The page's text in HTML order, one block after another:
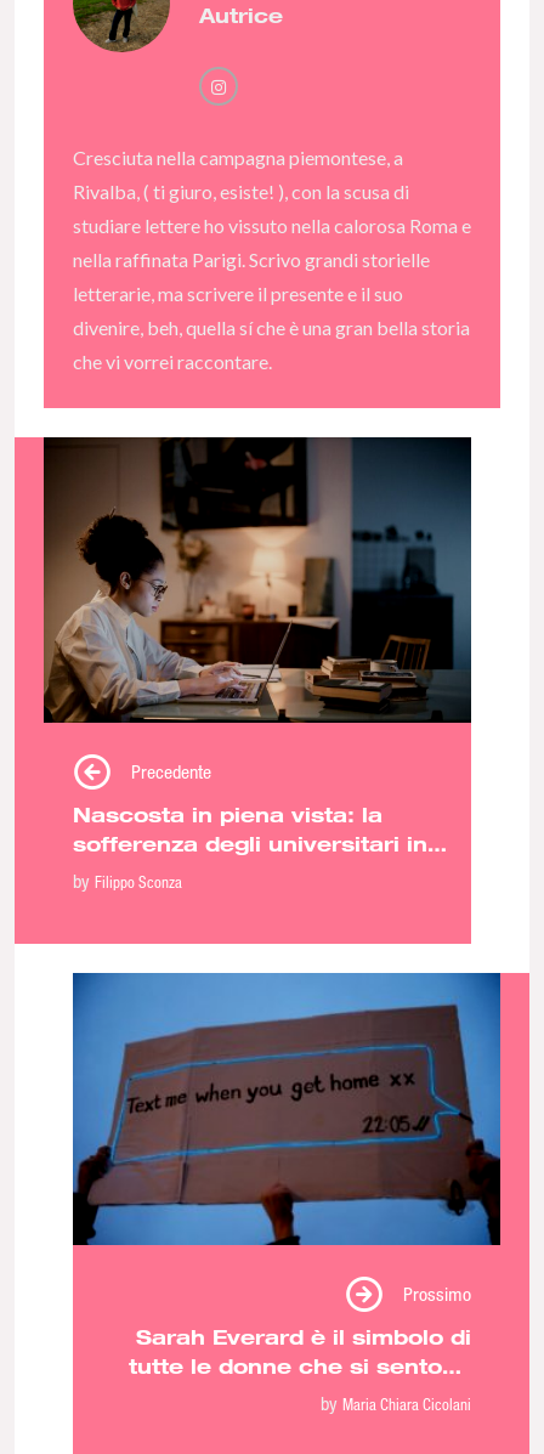
Autrice
Cresciuta nella campagna piemontese, a
Rivalba, ( ti giuro, esiste! ), con la scusa di
studiare lettere ho vissuto nella calorosa Roma e
nella raffinata Parigi. Scrivo grandi storielle
letterarie, ma scrivere il presente e il suo
divenire, beh, quella sí che è una gran bella storia
che vi vorrei raccontare.
Precedente
Nascosta in piena vista: la
sofferenza degli universitari in
pandemia
by Filippo Sconza
Prossimo
Sarah Everard è il simbolo di
tutte le donne che si sentono
insicure camminando per
by Maria Chiara Cicolani